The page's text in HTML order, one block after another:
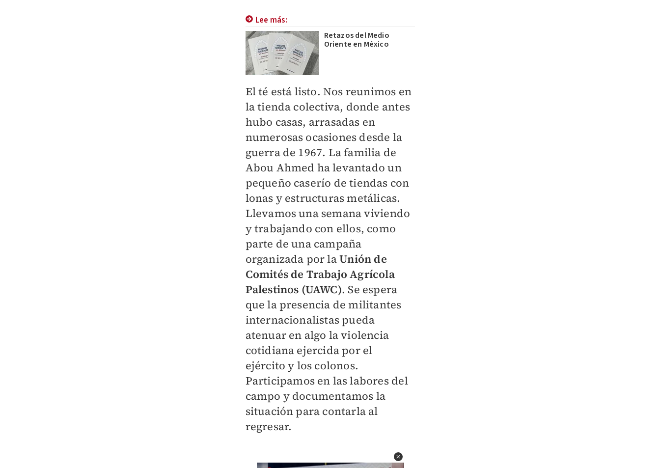
Lee más:
Retazos del Medio
Oriente en México
El té está listo. Nos reunimos en
la tienda colectiva, donde antes
hubo casas, arrasadas en
numerosas ocasiones desde la
guerra de 1967. La familia de
Abou Ahmed ha levantado un
pequeño caserío de tiendas con
lonas y estructuras metálicas.
Llevamos una semana viviendo
y trabajando con ellos, como
parte de una campaña
organizada por laUnión de
Comités de Trabajo Agrícola
Palestinos (UAWC). Se espera
que la presencia de militantes
internacionalistas pueda
atenuar en algo la violencia
cotidiana ejercida por el
ejército y los colonos.
Participamos en las labores del
campo y documentamos la
situación para contarla al
regresar.